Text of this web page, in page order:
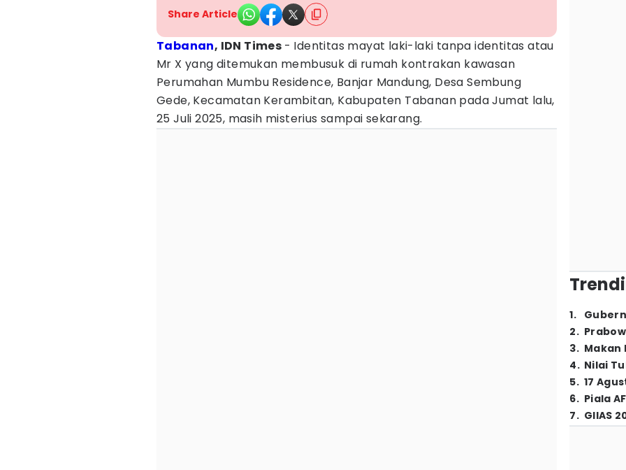
Share Article
Tabanan, IDN Times - Identitas mayat laki-laki tanpa identitas atau
Mr X yang ditemukan membusuk di rumah kontrakan kawasan
Perumahan Mumbu Residence, Banjar Mandung, Desa Sembung
Gede, Kecamatan Kerambitan, Kabupaten Tabanan pada Jumat lalu,
25 Juli 2025, masih misterius sampai sekarang.
1.
2.
3. Makan
4. Nilai
5. 17
6. Piala
7. GIIAS